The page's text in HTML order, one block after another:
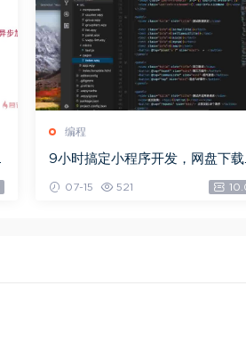
编程
9小时搞定小程序开发，网盘下载
07-15 521